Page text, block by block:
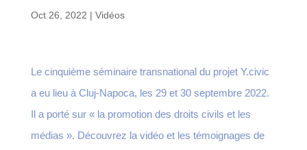
Oct 26, 2022 | Vidéos
Le cinquième séminaire transnational du projet Y.civic
a eu lieu à Cluj-Napoca, les 29 et 30 septembre 2022.
Il a porté sur « la promotion des droits civils et les
médias ». Découvrez la vidéo et les témoignages de